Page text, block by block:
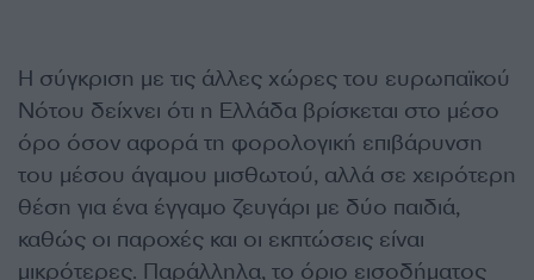
Η σύγκριση με τις άλλες χώρες του ευρωπαϊκού
Νότου δείχνει ότι η Ελλάδα βρίσκεται στο μέσο
όρο όσον αφορά τη φορολογική επιβάρυνση
του μέσου άγαμου μισθωτού, αλλά σε χειρότερη
θέση για ένα έγγαμο ζευγάρι με δύο παιδιά,
καθώς οι παροχές και οι εκπτώσεις είναι
μικρότερες. Παράλληλα, το όριο εισοδήματος